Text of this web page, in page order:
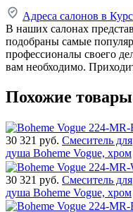
Адреса салонов в
В наших салонах
подобраны самые
профессионалы своего
вам необходимо.
Похожие товары
30 321 руб. Смеситель для
душа Boheme Vogue, хром
30 321 руб. Смеситель для
душа Boheme Vogue, хром